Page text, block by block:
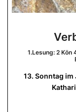
1.Lesung: 2 Kön
13. Sonntag